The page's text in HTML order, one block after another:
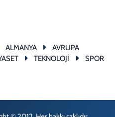
ALMANYA
AVRUPA
TEKNOLOJİ
SPOR